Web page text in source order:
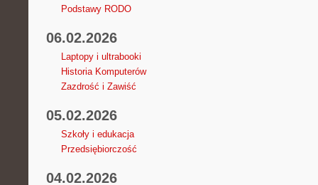
Podstawy RODO
06.02.2026
Laptopy i ultrabooki
Historia Komputerów
Zazdrość i Zawiść
05.02.2026
Szkoły i edukacja
Przedsiębiorczość
04.02.2026